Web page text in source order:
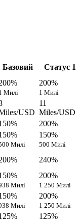
Базовий Статус 1
Милі
200%
1 Милі
USD
11
Miles/USD
200%
Милі
150%
500 Милі
240%
Милі
200%
1 250 Милі
Милі
200%
1 250 Милі
125%